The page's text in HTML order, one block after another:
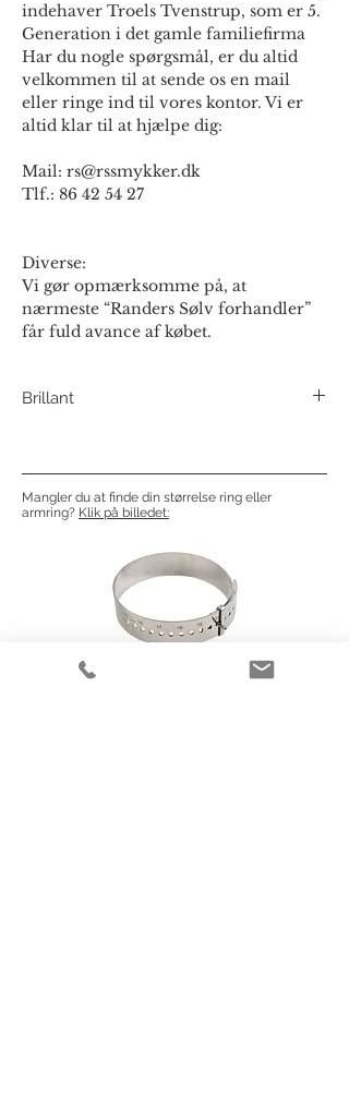
indehaver Troels Tvenstrup, som er 5.
Generation i det gamle familiefirma
Har du nogle spørgsmål, er du altid
velkommen til at sende os en mail
eller ringe ind til vores kontor. Vi er
altid klar til at hjælpe dig:
Mail: rs@rssmykker.dk
Tlf.: 86 42 54 27
Diverse:
Vi gør opmærksomme på, at
nærmeste “Randers Sølv forhandler”
får fuld avance af købet.
Brillant
Herrering 8 kt: 21O
Damering 8 kt Brill. Wesselton/SI 0,02 ct.:
21OB
Damering 14 kt Brill. Wesselton/SI 0,02 ct. :
Mangler du at finde din størrelse ring eller
armring? Klik på billedet: